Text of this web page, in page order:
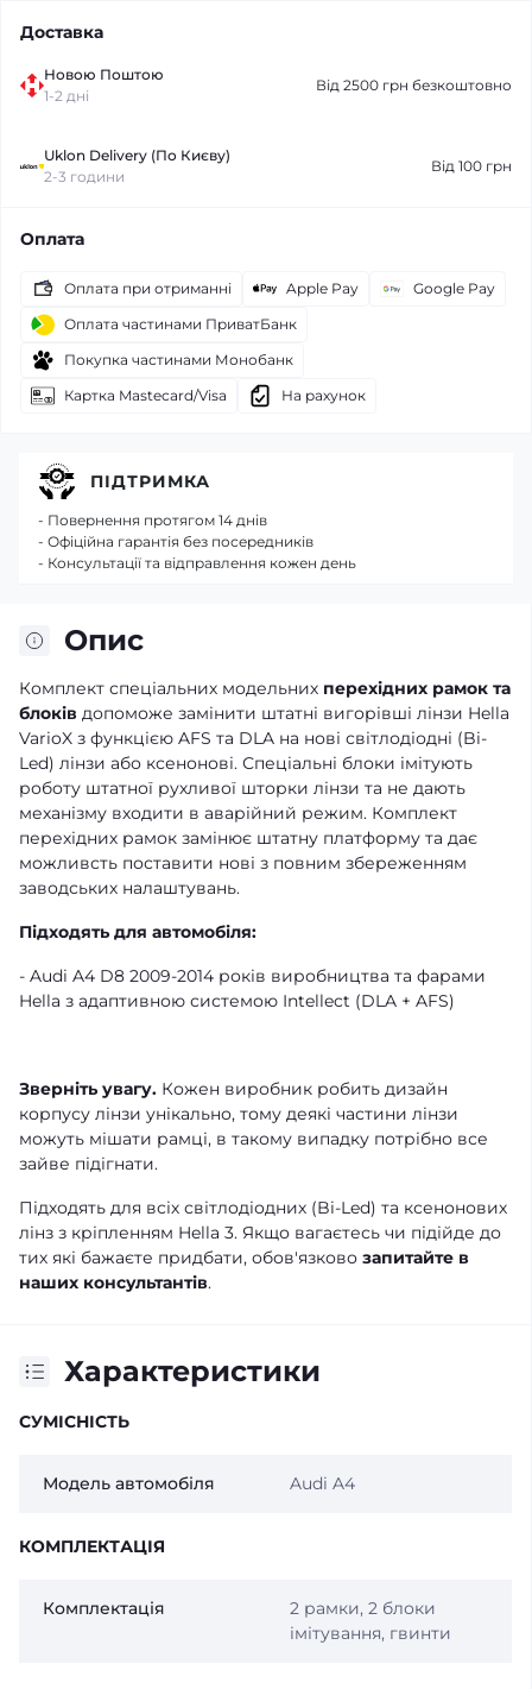
Доставка
Новою Поштою
1-2 дні
Від 2500 грн безкоштовно
Uklon Delivery (По Києву)
2-3 години
Від 100 грн
Оплата
Оплата при отриманні Apple Pay
Google Pay
Оплата частинами ПриватБанк
Покупка частинами Монобанк
Картка Mastecard/Visa
На рахунок
Опис
Комплект спеціальних модельних перехідних рамок та
блоків допоможе замінити штатні вигорівші лінзи Hella
VarioX з функцією AFS та DLA на нові світлодіодні (Bi-
Led) лінзи або ксенонові. Спеціальні блоки імітують
роботу штатної рухливої шторки лінзи та не дають
механізму входити в аварійний режим. Комплект
перехідних рамок замінює штатну платформу та дає
можливсть поставити нові з повним збереженням
заводських налаштувань.
Підходять для автомобіля:
- Audi A4 D8 2009-2014 років виробництва та фарами
Hella з адаптивною системою Intellect (DLA + AFS)
Зверніть увагу. Кожен виробник робить дизайн
корпусу лінзи унікально, тому деякі частини лінзи
можуть мішати рамці, в такому випадку потрібно все
зайве підігнати.
Підходять для всіх світлодіодних (Bi-Led) та ксенонових
лінз з кріпленням Hella 3. Якщо вагаєтесь чи підійде до
тих які бажаєте придбати, обов'язково запитайте в
наших консультантів.
Характеристики
СУМІСНІСТЬ
Модель автомобіля Audi A4
КОМПЛЕКТАЦІЯ
Комплектація
2 рамки, 2 блоки
імітування, гвинти
ПІДТРИМКА
- Повернення протягом 14 днів
- Офіційна гарантія без посередників
- Консультації та відправлення кожен день